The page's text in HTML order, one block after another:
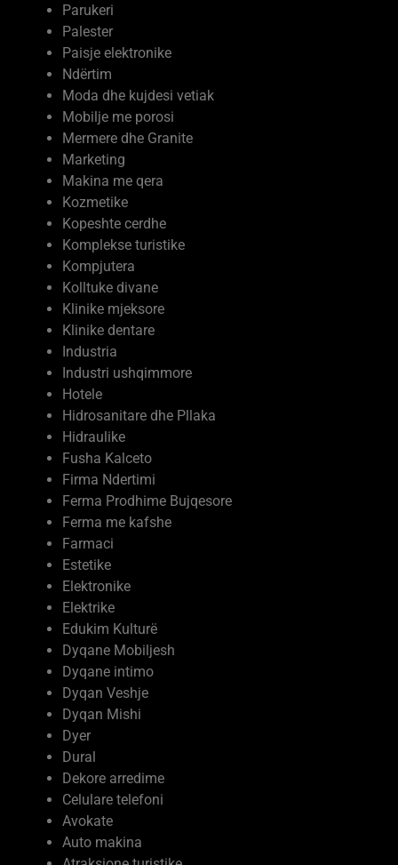
Palester
Paisje elektronike
Ndërtim
Moda dhe kujdesi vetiak
Mobilje me porosi
Mermere dhe Granite
Marketing
Makina me qera
Kozmetike
Kopeshte cerdhe
Komplekse turistike
Kompjutera
Kolltuke divane
Klinike mjeksore
Klinike dentare
Industria
Industri ushqimmore
Hotele
Hidrosanitare dhe Pllaka
Hidraulike
Fusha Kalceto
Firma Ndertimi
Ferma Prodhime Bujqesore
Ferma me kafshe
Farmaci
Estetike
Elektronike
Elektrike
Edukim Kulturë
Dyqane Mobiljesh
Dyqane intimo
Dyqan Veshje
Dyqan Mishi
Dyer
Dural
Dekore arredime
Celulare telefoni
Avokate
Auto makina
Atraksione turistike